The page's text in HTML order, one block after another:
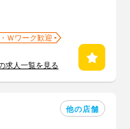
Ｗワーク歓迎
求人一覧を見る
他の店舗